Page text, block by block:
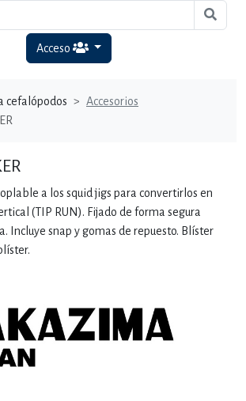
Acceso
cefalópodos
Accesorios
a los squid jigs para convertirlos en
(TIP RUN). Fijado de forma segura
Incluye snap y gomas de repuesto. Blíster